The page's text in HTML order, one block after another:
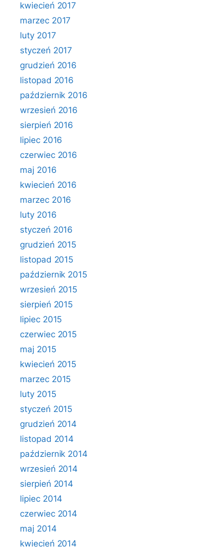
kwiecień 2017
marzec 2017
luty 2017
styczeń 2017
grudzień 2016
listopad 2016
październik 2016
wrzesień 2016
sierpień 2016
lipiec 2016
czerwiec 2016
maj 2016
kwiecień 2016
marzec 2016
luty 2016
styczeń 2016
grudzień 2015
listopad 2015
październik 2015
wrzesień 2015
sierpień 2015
lipiec 2015
czerwiec 2015
maj 2015
kwiecień 2015
marzec 2015
luty 2015
styczeń 2015
grudzień 2014
listopad 2014
październik 2014
wrzesień 2014
sierpień 2014
lipiec 2014
czerwiec 2014
maj 2014
kwiecień 2014